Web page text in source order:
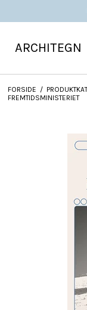
ARCHITEGN
FORSIDE /
FREMTIDSMINISTERIET